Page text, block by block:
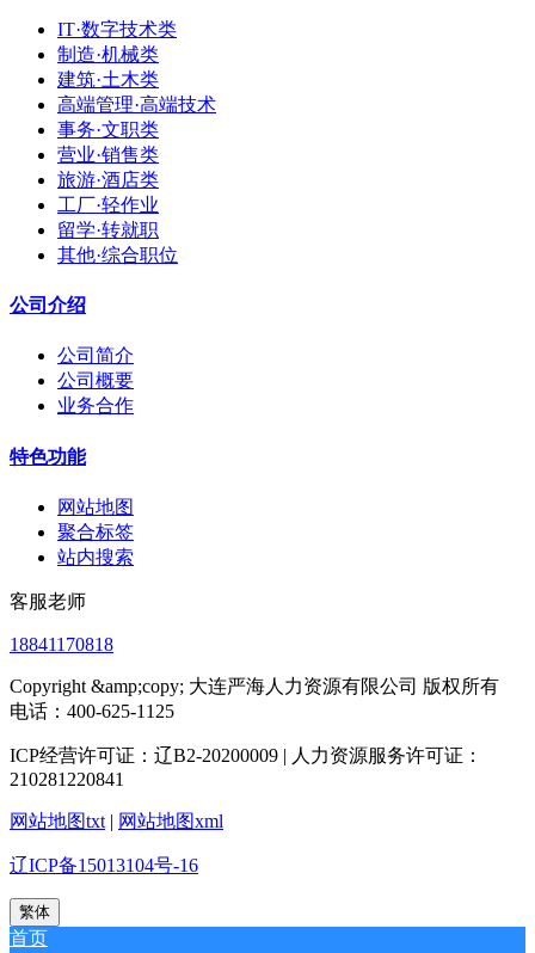
IT·数字技术类
制造·机械类
建筑·土木类
高端管理·高端技术
事务·文职类
营业·销售类
旅游·酒店类
工厂·轻作业
留学·转就职
其他·综合职位
公司介绍
公司简介
公司概要
业务合作
特色功能
网站地图
聚合标签
站内搜索
客服老师
18841170818
Copyright &amp;copy; 大连严海人力资源有限公司 版权所有
电话：400-625-1125
ICP经营许可证：辽B2-20200009 | 人力资源服务许可证：
210281220841
网站地图txt | 网站地图xml
辽ICP备15013104号-16
繁体
首页